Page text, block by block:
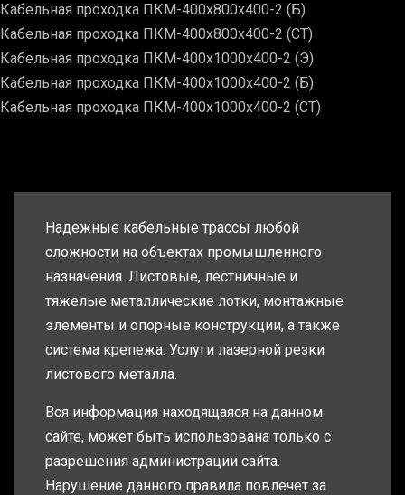
Кабельная проходка ПКМ-400х800х400-2 (Б)
Кабельная проходка ПКМ-400х800х400-2 (СТ)
Кабельная проходка ПКМ-400х1000х400-2 (Э)
Кабельная проходка ПКМ-400х1000х400-2 (Б)
Кабельная проходка ПКМ-400х1000х400-2 (СТ)
Надежные кабельные трассы любой
сложности на объектах промышленного
назначения. Листовые, лестничные и
тяжелые металлические лотки, монтажные
элементы и опорные конструкции, а также
система крепежа. Услуги лазерной резки
листового металла.
Вся информация находящаяся на данном
сайте, может быть использована только с
разрешения администрации сайта.
Нарушение данного правила повлечет за